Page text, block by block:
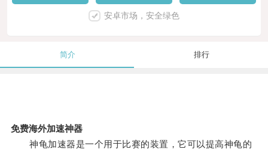
安卓市场，安全绿色
简介 排行
免费海外加速神器
神龟加速器是一个用于比赛的装置，它可以提高神龟的